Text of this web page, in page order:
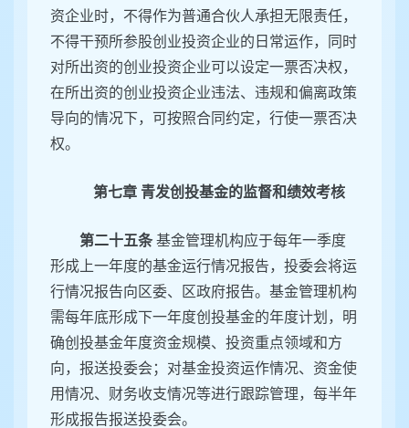
资企业时，不得作为普通合伙人承担无限责任，
不得干预所参股创业投资企业的日常运作，同时
对所出资的创业投资企业可以设定一票否决权，
在所出资的创业投资企业违法、违规和偏离政策
导向的情况下，可按照合同约定，行使一票否决
权。
第七章 青发创投基金的监督和绩效考核
第二十五条 基金管理机构应于每年一季度
形成上一年度的基金运行情况报告，投委会将运
行情况报告向区委、区政府报告。基金管理机构
需每年底形成下一年度创投基金的年度计划，明
确创投基金年度资金规模、投资重点领域和方
向，报送投委会；对基金投资运作情况、资金使
用情况、财务收支情况等进行跟踪管理，每半年
形成报告报送投委会。